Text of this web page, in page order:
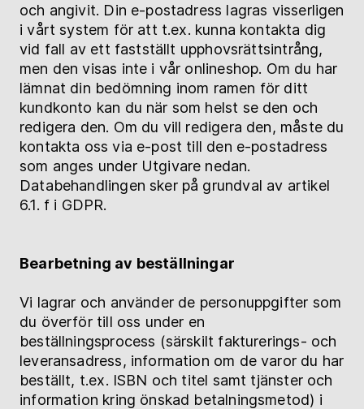
och angivit. Din e-postadress lagras visserligen
i vårt system för att t.ex. kunna kontakta dig
vid fall av ett fastställt upphovsrättsintrång,
men den visas inte i vår onlineshop. Om du har
lämnat din bedömning inom ramen för ditt
kundkonto kan du när som helst se den och
redigera den. Om du vill redigera den, måste du
kontakta oss via e-post till den e-postadress
som anges under Utgivare nedan.
Databehandlingen sker på grundval av artikel
6.1. f i GDPR.
Bearbetning av beställningar
Vi lagrar och använder de personuppgifter som
du överför till oss under en
beställningsprocess (särskilt fakturerings- och
leveransadress, information om de varor du har
beställt, t.ex. ISBN och titel samt tjänster och
information kring önskad betalningsmetod) i